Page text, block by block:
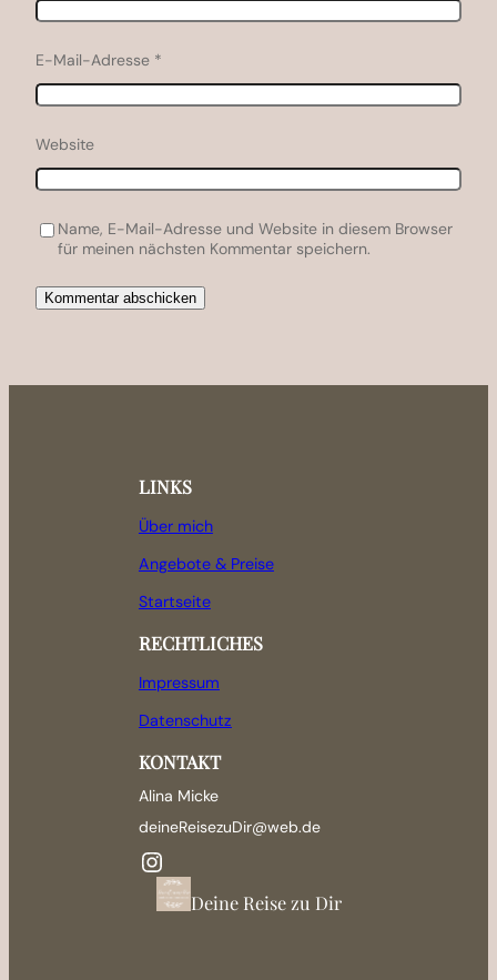
E-Mail-Adresse *
Website
Name, E-Mail-Adresse und Website in diesem Browser
für meinen nächsten Kommentar speichern.
LINKS
Über mich
Angebote & Preise
Startseite
RECHTLICHES
Impressum
Datenschutz
KONTAKT
Alina Micke
deineReisezuDir@web.de
Instagram
Deine Reise zu Dir